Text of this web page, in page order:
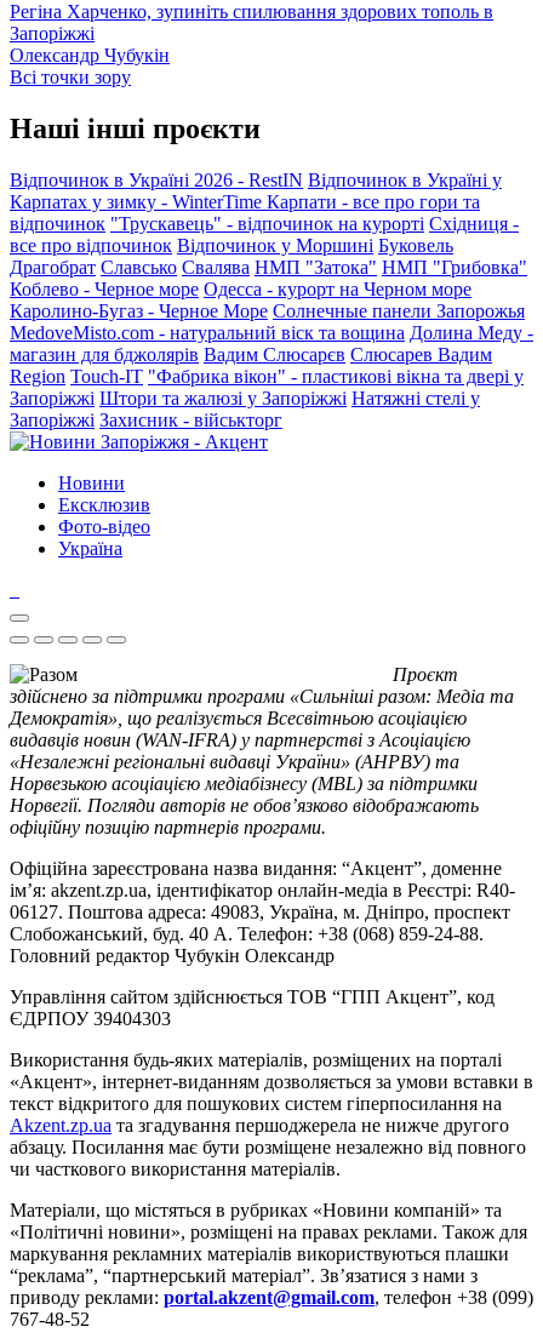
Регіна Харченко, зупиніть спилювання здорових тополь в
Запоріжжі
Олександр Чубукін
Всі точки зору
Наші інші проєкти
Відпочинок в Україні 2026 - RestIN Відпочинок в Україні у
Карпатах у зимку - WinterTime Карпати - все про гори та
відпочинок "Трускавець" - відпочинок на курорті Східниця -
все про відпочинок Відпочинок у Моршині Буковель
Драгобрат Славсько Свалява НМП "Затока" НМП "Грибовка"
Коблево - Черное море Одесса - курорт на Черном море
Каролино-Бугаз - Черное Море Солнечные панели Запорожья
MedoveMisto.com - натуральний віск та вощина Долина Меду -
магазин для бджолярів Вадим Слюсарєв Слюсарев Вадим
Region Touch-IT "Фабрика вікон" - пластикові вікна та двері у
Запоріжжі Штори та жалюзі у Запоріжжі Натяжні стелі у
Запоріжжі Захисник - військторг
Новини
Ексклюзив
Фото-відео
Україна
Проєкт
здійснено за підтримки програми «Сильніші разом: Медіа та
Демократія», що реалізується Всесвітньою асоціацією
видавців новин (WAN-IFRA) у партнерстві з Асоціацією
«Незалежні регіональні видавці України» (АНРВУ) та
Норвезькою асоціацією медіабізнесу (MBL) за підтримки
Норвегії. Погляди авторів не обов’язково відображають
офіційну позицію партнерів програми.
Офіційна зареєстрована назва видання: “Акцент”, доменне
ім’я: akzent.zp.ua, ідентифікатор онлайн-медіа в Реєстрі: R40-
06127. Поштова адреса: 49083, Україна, м. Дніпро, проспект
Слобожанський, буд. 40 А. Телефон: +38 (068) 859-24-88.
Головний редактор Чубукін Олександр
Управління сайтом здійснюється ТОВ “ГПП Акцент”, код
ЄДРПОУ 39404303
Використання будь-яких матеріалів, розміщених на порталі
«Акцент», інтернет-виданням дозволяється за умови вставки в
текст відкритого для пошукових систем гіперпосилання на
Akzent.zp.ua та згадування першоджерела не нижче другого
абзацу. Посилання має бути розміщене незалежно від повного
чи часткового використання матеріалів.
Матеріали, що містяться в рубриках «Новини компаній» та
«Політичні новини», розміщені на правах реклами. Також для
маркування рекламних матеріалів використвуються плашки
“реклама”, “партнерський матеріал”. Зв’язатися з нами з
приводу реклами: portal.akzent@gmail.com, телефон +38 (099)
767-48-52